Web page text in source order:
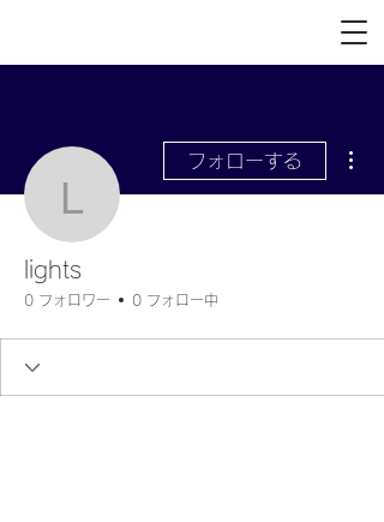
lights
フォローする
lights
0 フォロワー 0 フォロー中